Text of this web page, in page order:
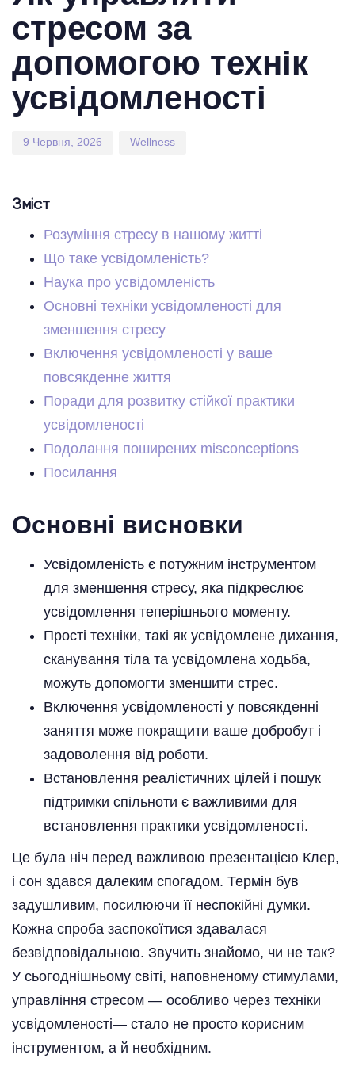
стресом за
допомогою технік
усвідомленості
9 Червня, 2026 Wellness
Зміст
Розуміння стресу в нашому житті
Що таке усвідомленість?
Наука про усвідомленість
Основні техніки усвідомленості для
зменшення стресу
Включення усвідомленості у ваше
повсякденне життя
Поради для розвитку стійкої практики
усвідомленості
Подолання поширених misconceptions
Посилання
Основні висновки
Усвідомленість є потужним інструментом
для зменшення стресу, яка підкреслює
усвідомлення теперішнього моменту.
Прості техніки, такі як усвідомлене дихання,
сканування тіла та усвідомлена ходьба,
можуть допомогти зменшити стрес.
Включення усвідомленості у повсякденні
заняття може покращити ваше добробут і
задоволення від роботи.
Встановлення реалістичних цілей і пошук
підтримки спільноти є важливими для
встановлення практики усвідомленості.
Це була ніч перед важливою презентацією Клер,
і сон здався далеким спогадом. Термін був
задушливим, посилюючи її неспокійні думки.
Кожна спроба заспокоїтися здавалася
безвідповідальною. Звучить знайомо, чи не так?
У сьогоднішньому світі, наповненому стимулами,
управління стресом — особливо через техніки
усвідомленості— стало не просто корисним
інструментом, а й необхідним.